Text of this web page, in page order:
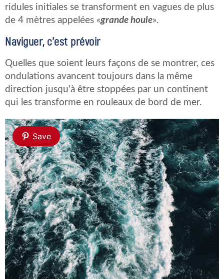
ridules initiales se transforment en vagues de plus
de 4 mètres appelées «grande houle».
Naviguer, c’est prévoir
Quelles que soient leurs façons de se montrer, ces
ondulations avancent toujours dans la même
direction jusqu’à être stoppées par un continent
qui les transforme en rouleaux de bord de mer.
Save